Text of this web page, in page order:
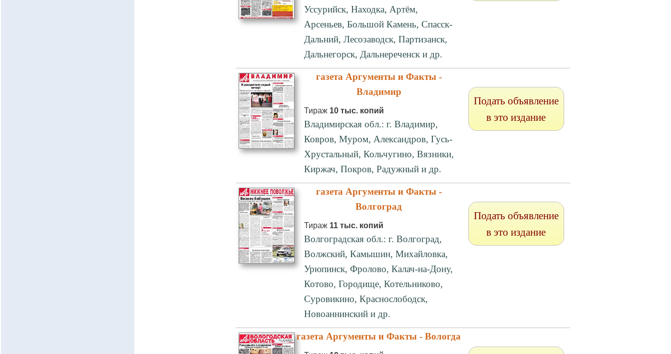
Уссурийск, Находка, Артём,
Арсеньев, Большой Камень, Спасск-
Дальний, Лесозаводск, Партизанск,
Дальнегорск, Дальнереченск и др.
газета Аргументы и Факты -
Владимир
Тираж 10 тыс. копий
Владимирская обл.: г. Владимир,
Ковров, Муром, Александров, Гусь-
Хрустальный, Кольчугино, Вязники,
Киржач, Покров, Радужный и др.
Подать объявление
в это издание
газета Аргументы и Факты -
Волгоград
Тираж 11 тыс. копий
Волгоградская обл.: г. Волгоград,
Волжский, Камышин, Михайловка,
Урюпинск, Фролово, Калач-на-Дону,
Котово, Городище, Котельниково,
Суровикино, Краснослободск,
Новоаннинский и др.
Подать объявление
в это издание
газета Аргументы и Факты - Вологда